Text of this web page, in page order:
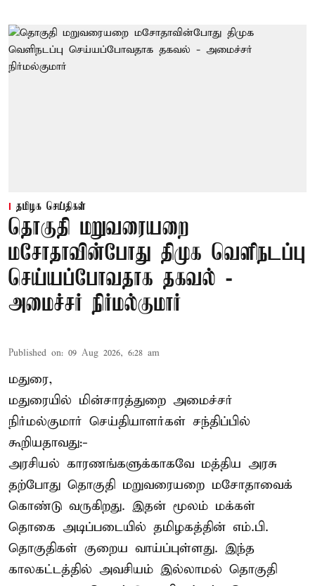
தமிழக செய்திகள்
தொகுதி மறுவரையறை
மசோதாவின்போது திமுக வெளிநடப்பு
செய்யப்போவதாக தகவல் -
அமைச்சர் நிர்மல்குமார்
Published on: 09 Aug 2026, 6:28 am
மதுரை,
மதுரையில் மின்சாரத்துறை அமைச்சர்
நிர்மல்குமார் செய்தியாளர்கள் சந்திப்பில்
கூறியதாவது:-
அரசியல் காரணங்களுக்காகவே மத்திய அரசு
தற்போது தொகுதி மறுவரையறை மசோதாவைக்
கொண்டு வருகிறது. இதன் மூலம் மக்கள்
தொகை அடிப்படையில் தமிழகத்தின் எம்.பி.
தொகுதிகள் குறைய வாய்ப்புள்ளது. இந்த
காலகட்டத்தில் அவசியம் இல்லாமல் தொகுதி